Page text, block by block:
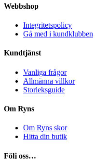
Webbshop
Integritetspolicy
Gå med i kundklubben
Kundtjänst
Vanliga frågor
Allmänna villkor
Storleksguide
Om Ryns
Om Ryns skor
Hitta din butik
Följ oss…